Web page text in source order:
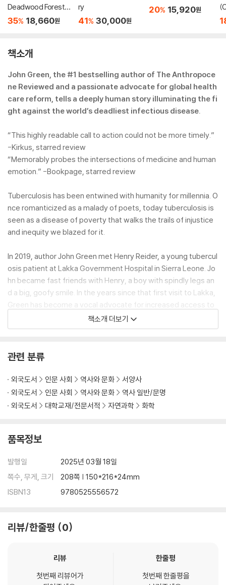
Deadwood Forest :
2026 뉴베리 아너
35% 18,660원
ry
41% 30,000원
20% 15,920원
책소개
John Green, the #1 bestselling author of The Anthropoce
ne Reviewed and a passionate advocate for global health
care reform, tells a deeply human story illuminating the fi
ght against the world’s deadliest infectious disease.
“This highly readable call to action could not be more timely.”
-Kirkus, starred review
“Mem­orably probes the intersections of medicine and human
emotion.” -Bookpage, starred review
Tuberculosis has been entwined with hu­manity for millennia. O
nce romanticized as a malady of poets, today tuberculosis is
seen as a disease of poverty that walks the trails of injustice
and inequity we blazed for it.
In 2019, author John Green met Henry Reider, a young tubercul
osis patient at Lakka Government Hospital in Sierra Leone. Jo
hn be­came fast friends with Henry, a boy with spindly legs an
d a big, goofy smile. In the years since that first visit to Lakka,
Green has become a vocal advocate for increased access to
treatment and wider awareness of the healthcare inequi­ties t
hat allow this curable, preventable infec­tious disease to also
hrough with the scientific and social histories of how tubercul
osis has shaped our world--and how our choices will shape th
e future of tuberculosis.
책소개 더보기
관련 분류
외국도서 인문 사회 역사와 문화
서양사
외국도서
인문 사회 역사와 문화
역사 일반/문명
외국도서
대학교재/전문서적 자연과학 화학
품목정보
발행일
2025년 03월 18일
쪽수, 무게, 크기
208쪽 | 150*216*24mm
ISBN13
9780525556572
리뷰/한줄평 0
리뷰
첫번째 리뷰어가
한줄평
첫번째 한줄평을